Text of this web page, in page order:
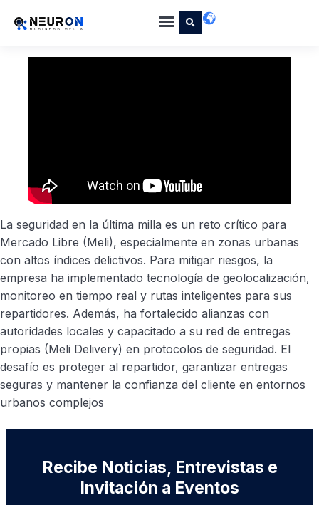
La seguridad en la última milla es un reto crítico para
Mercado Libre (Meli), especialmente en zonas urbanas
con altos índices delictivos. Para mitigar riesgos, la
empresa ha implementado tecnología de geolocalización,
monitoreo en tiempo real y rutas inteligentes para sus
repartidores. Además, ha fortalecido alianzas con
autoridades locales y capacitado a su red de entregas
propias (Meli Delivery) en protocolos de seguridad. El
desafío es proteger al repartidor, garantizar entregas
seguras y mantener la confianza del cliente en entornos
urbanos complejos
Recibe Noticias, Entrevistas e
Invitación a Eventos